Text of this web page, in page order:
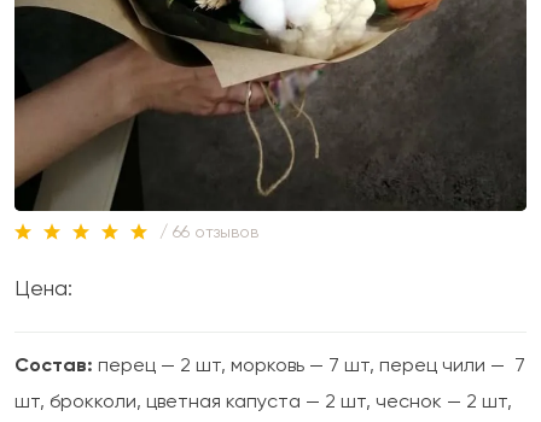
/ 66 отзывов
Цена:
Состав: перец — 2 шт, морковь — 7 шт, перец чили — 7
шт, брокколи, цветная капуста — 2 шт, чеснок — 2 шт,